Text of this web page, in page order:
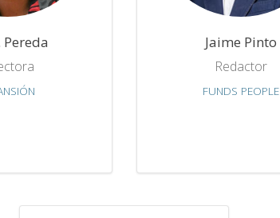
Pereda Jaime Pinto
Redactor
FUNDS PEOPLE